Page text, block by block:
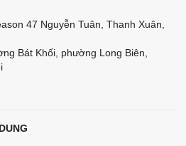
47 Nguyễn Tuân, Thanh Xuân,
Bát Khối, phường Long Biên,